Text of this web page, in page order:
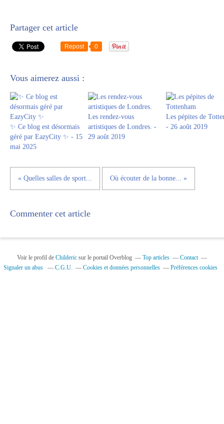
Partager cet article
Repost 0
Vous aimerez aussi :
✨ Ce blog est désormais
géré par EazyCity ✨ - 15
mai 2025
Les rendez-vous
artistiques de Londres. -
29 août 2019
Les pépites de
- 26 août 2019
« Quelles salles de sport... Où écouter de la bonne... »
Commenter cet article
Voir le profil de Childeric sur le portail Overblog Top articles
Contact
Signaler un abus
C.G.U. Cookies et données personnelles Préférences cookies